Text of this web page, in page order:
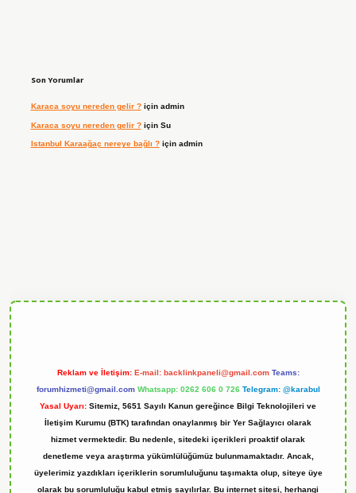
Son Yorumlar
Karaca soyu nereden gelir ?için admin
Karaca soyu nereden gelir ?için Su
Istanbul Karaağaç nereye bağlı ?için admin
Reklam ve İletişim: E-mail: backlinkpaneli@gmail.com Teams:
forumhizmeti@gmail.com Whatsapp: 0262 606 0 726 Telegram: @karabul
Yasal Uyarı: Sitemiz, 5651 Sayılı Kanun gereğince Bilgi Teknolojileri ve
İletişim Kurumu (BTK) tarafından onaylanmış bir Yer Sağlayıcı olarak
hizmet vermektedir. Bu nedenle, sitedeki içerikleri proaktif olarak
denetleme veya araştırma yükümlülüğümüz bulunmamaktadır. Ancak,
üyelerimiz yazdıkları içeriklerin sorumluluğunu taşımakta olup, siteye üye
olarak bu sorumluluğu kabul etmiş sayılırlar. Bu internet sitesi, herhangi